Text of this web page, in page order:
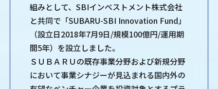
組みとして、SBIインベストメント株式会社
と共同で「SUBARU-SBI Innovation Fund」
（設立日2018年7月9日/規模100億円/運用期
間5年）を設立しました。
ＳＵＢＡＲＵの既存事業分野および新規分野
において事業シナジーが見込まれる国内外の